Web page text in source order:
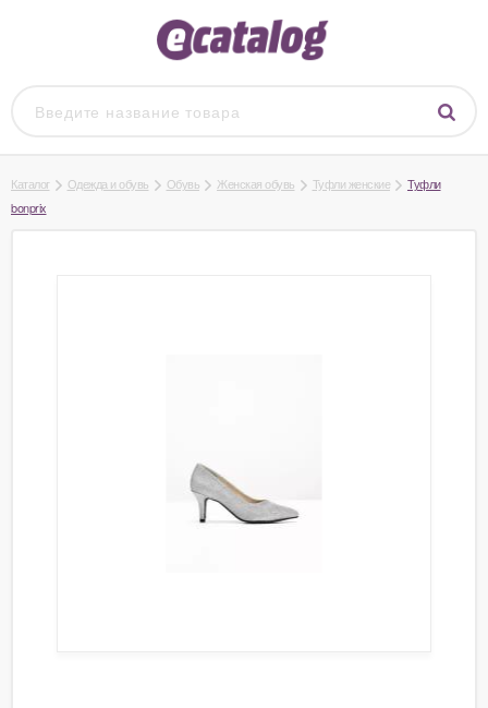
Каталог Одежда и обувь Обувь Женская обувь Туфли женские
Туфли
bonprix